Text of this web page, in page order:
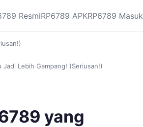
ResmiRP6789 APKRP6789 Masuk
Lebih Gampang! (Seriusan!)
yang